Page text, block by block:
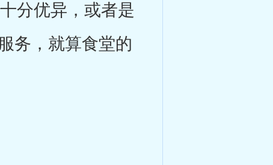
分优异，或者是
务，就算食堂的